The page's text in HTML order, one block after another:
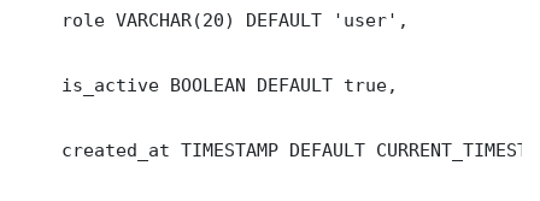
    role VARCHAR(20) DEFAULT 'user',
    is_active BOOLEAN DEFAULT true,
created_at TIMESTAMP DEFAULT